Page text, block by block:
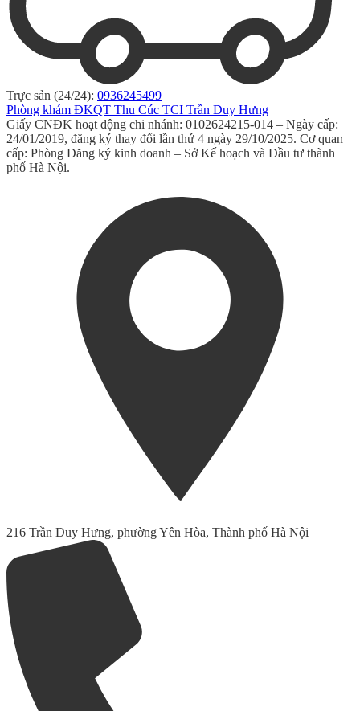
Trực sản (24/24): 0936245499
Phòng khám ĐKQT Thu Cúc TCI Trần Duy Hưng
Giấy CNĐK hoạt động chi nhánh: 0102624215-014 – Ngày cấp:
24/01/2019, đăng ký thay đổi lần thứ 4 ngày 29/10/2025. Cơ quan
cấp: Phòng Đăng ký kinh doanh – Sở Kế hoạch và Đầu tư thành
phố Hà Nội.
216 Trần Duy Hưng, phường Yên Hòa, Thành phố Hà Nội